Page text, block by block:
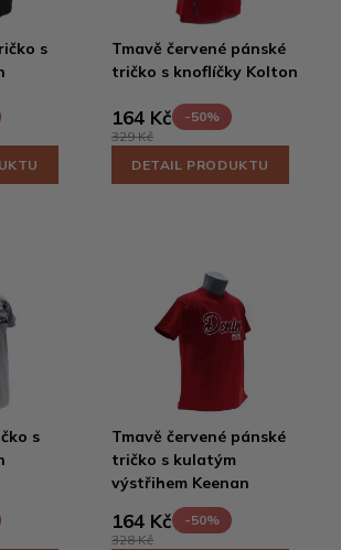
s
Tmavě červené pánské
tričko s knoflíčky Kolton
164 Kč
-50%
329 Kč
DETAIL PRODUKTU
s
Tmavě červené pánské
tričko s kulatým
výstřihem Keenan
164 Kč
-50%
328 Kč